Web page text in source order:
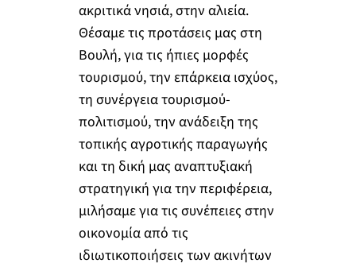
ακριτικά νησιά, στην αλιεία.
Θέσαμε τις προτάσεις μας στη
Βουλή, για τις ήπιες μορφές
τουρισμού, την επάρκεια ισχύος,
τη συνέργεια τουρισμού-
πολιτισμού, την ανάδειξη της
τοπικής αγροτικής παραγωγής
και τη δική μας αναπτυξιακή
στρατηγική για την περιφέρεια,
μιλήσαμε για τις συνέπειες στην
οικονομία από τις
ιδιωτικοποιήσεις των ακινήτων